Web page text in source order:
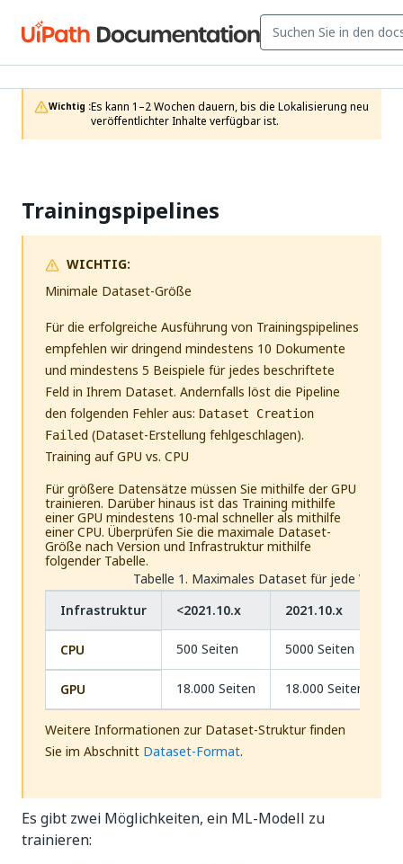
Wichtig :Es kann 1–2 Wochen dauern, bis die Lokalisierung neu
veröffentlichter Inhalte verfügbar ist.
Trainingspipelines
WICHTIG:
Minimale Dataset-Größe
Für die erfolgreiche Ausführung von Trainingspipelines
empfehlen wir dringend mindestens 10 Dokumente
und mindestens 5 Beispiele für jedes beschriftete
Feld in Ihrem Dataset. Andernfalls löst die Pipeline
den folgenden Fehler aus: Dataset Creation
Failed (Dataset-Erstellung fehlgeschlagen).
Training auf GPU vs. CPU
Für größere Datensätze müssen Sie mithilfe der GPU
trainieren. Darüber hinaus ist das Training mithilfe
einer GPU mindestens 10-mal schneller als mithilfe
einer CPU. Überprüfen Sie die maximale Dataset-
Größe nach Version und Infrastruktur mithilfe
folgender Tabelle.
Tabelle 1. Maximales Dataset für jede Version
Infrastruktur
<2021.10.x 2021.10.x
CPU 500 Seiten 5000 Seiten
GPU 18.000 Seiten 18.000 Seiten
Weitere Informationen zur Dataset-Struktur finden
Sie im Abschnitt Dataset-Format.
Es gibt zwei Möglichkeiten, ein ML-Modell zu
trainieren: